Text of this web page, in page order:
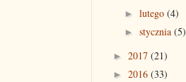
►lutego(4)
►stycznia(5)
► 2017 (21)
► 2016 (33)